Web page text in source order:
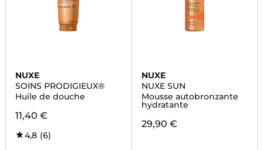
NUXE
SOINS PRODIGIEUX®
Huile de douche
11,40 €
4,8 (6)
NUXE
NUXE SUN
Mousse autobronzante
hydratante
29,90 €